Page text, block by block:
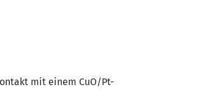
mit einem CuO/Pt-